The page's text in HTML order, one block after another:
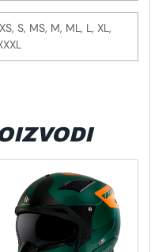
S, MS, M, ML, L, XL,
proizvod
ima
varijanti.